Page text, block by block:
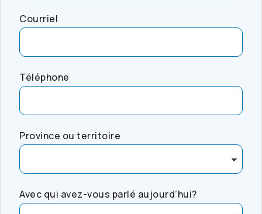
Courriel
Téléphone
Province ou territoire
Avec qui avez-vous parlé aujourd’hui?